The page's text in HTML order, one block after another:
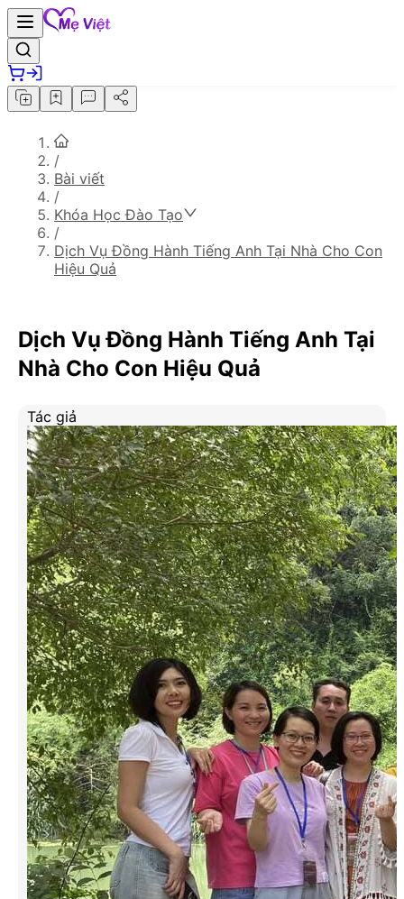
/
Bài viết
/
Khóa Học Đào Tạo
/
Dịch Vụ Đồng Hành Tiếng Anh Tại Nhà Cho Con
Hiệu Quả
Dịch Vụ Đồng Hành Tiếng Anh Tại
Nhà Cho Con Hiệu Quả
Tác giả